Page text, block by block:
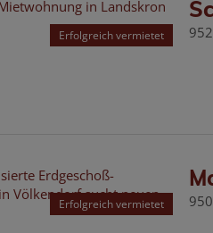
Erfolgreich vermietet
Erfolgreich vermietet